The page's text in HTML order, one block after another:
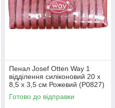
Пенал Josef Otten Way 1
відділення силіконовий 20 х
8,5 х 3,5 см Рожевий (P0827)
Готово до відправки